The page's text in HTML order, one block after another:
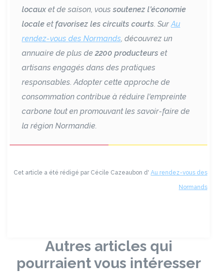
locauxet de saison, vous soutenez l'économie
locale etfavorisez les circuits courts . Sur Au
rendez-vous des Normands , découvrez un
annuaire de plus de 2200 producteurs et
artisans engagés dans des pratiques
responsables. Adopter cette approche de
consommation contribue à réduire l'empreinte
carbone tout en promouvant les savoir-faire de
la région Normandie.
Cet article a été rédigé par Cécile Cazeaubon d' Au rendez-vous des
Normands
Autres articles qui
pourraient vous intéresser